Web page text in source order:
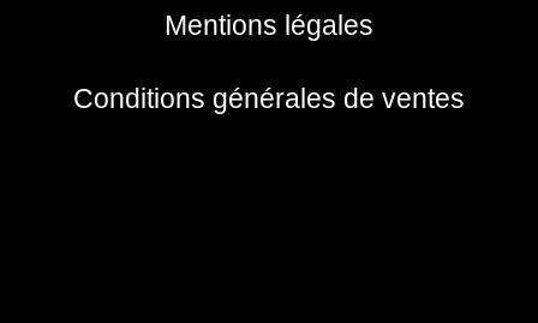
Mentions légales
Conditions générales de ventes